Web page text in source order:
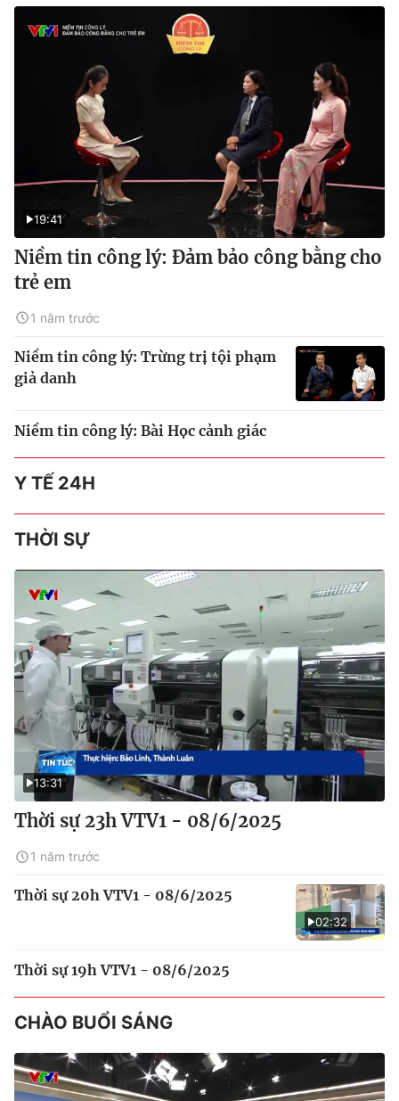
19:41
Niềm tin công lý: Đảm bảo công bằng cho
trẻ em
1 năm trước
Niềm tin công lý: Trừng trị tội phạm
giả danh
Niềm tin công lý: Bài Học cảnh giác
Y TẾ 24H
THỜI SỰ
13:31
Thời sự 23h VTV1 - 08/6/2025
1 năm trước
02:32
Thời sự 20h VTV1 - 08/6/2025
Thời sự 19h VTV1 - 08/6/2025
CHÀO BUỔI SÁNG